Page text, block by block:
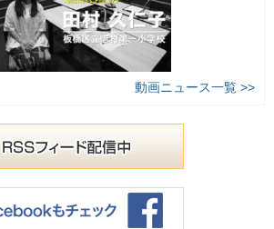
動画ニュース一覧 >>